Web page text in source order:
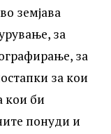
земјава
за
за
за кои
кои би
понуди и